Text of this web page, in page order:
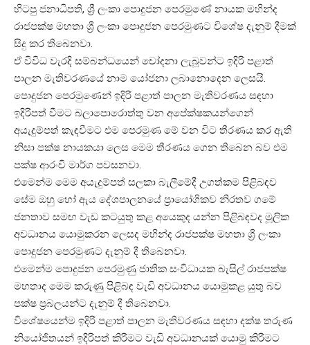
හිටපු ජනාධිපති, ශ්‍රී ලංකා පොදුජන පෙරමුණේ නායක මහින්ද
රාජපක්ෂ මහතා ශ්‍රී ලංකා පොදුජන පෙරමුණට විශේෂ දැනුම් දීමක්
සිදු කර තිබෙනවා.
ඒ විවිධ වැරදි සම්බන්ධයෙන් චෝදනා ලැබූවන්ට ඉදිරි පළාත්
පාලන මැතිවරණයේ නාම යෝජනා ලබානොදෙන ලෙසයි.
පොදුජන පෙරමුණෙන් ඉදිරි පළාත් පාලන මැතිවරණය සඳහා
ඉදිරිපත් වීමට බලාපොරොත්තු වන අපේක්ෂකයන්ගෙන්
අයැදුම්පත් කැඳවීමට එම පෙරමුණ මේ වන විට තීරණය කර ඇති
නිසා පක්ෂ නායකයා ලෙස මෙම තීරණය ගෙන තිබෙන බව එම
පක්ෂ ආරංචි මාර්ග පවසනවා.
එමෙන්ම මෙම අයැදුම්පත් සලකා බැලීමේදී උගත්කම පිළිබඳව
සේම ඔහු හෝ ඇය දේශපාලනයේ ප්‍රායෝගිකව නිරතව ගමේ
ජනතාව සමඟ වැඩ කටයුතු කළ අයෙකුද යන්න පිළිබඳවද මූලික
අවධානය යොමුකරන ලෙසද මහින්ද රාජපක්ෂ මහතා ශ්‍රී ලංකා
පොදුජන පෙරමුණට දැනුම් දී තිබෙනවා.
එමෙන්ම පොදුජන පෙරමුණු ජාතික සංවිධායක බැසිල් රාජපක්ෂ
මහතාද මෙම කරුණු පිළිබඳ වැඩි අවධානය යොමුකළ යුතු බව
පක්ෂ ප්‍රබලයන්ට දැනුම් දී තිබෙනවා.
විශේෂයෙන්ම ඉදිරි පළාත් පාලන මැතිවරණය සඳහා දක්ෂ තරුණ
නියෝජිතයන් ඉදිරිපත් කිරීමට වැඩි අවධානයක් යොමු කිරීමට